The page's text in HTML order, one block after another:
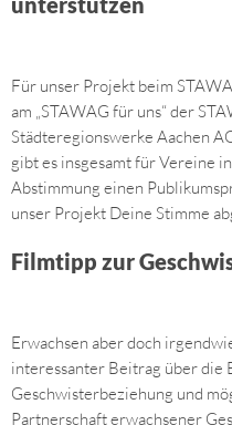
Für unser Projekt beim
am „STAWAG für uns“ der
Städteregionswerke Aachen
gibt es insgesamt für Vereine
Abstimmung einen
unser Projekt Deine Stimme
Filmtipp zur
Erwachsen aber doch
interessanter Beitrag über die
Geschwisterbeziehung und
Partnerschaft erwachsener